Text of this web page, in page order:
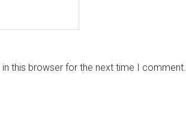
this browser for the next time I comment.